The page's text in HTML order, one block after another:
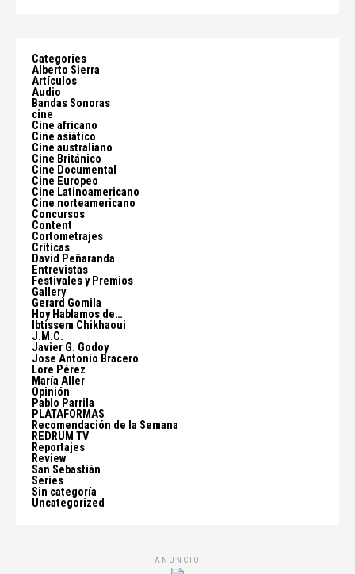
Categories
Alberto Sierra
Artículos
Audio
Bandas Sonoras
cine
Cine africano
Cine asiático
Cine australiano
Cine Británico
Cine Documental
Cine Europeo
Cine Latinoamericano
Cine norteamericano
Concursos
Content
Cortometrajes
Críticas
David Peñaranda
Entrevistas
Festivales y Premios
Gallery
Gerard Gomila
Hoy Hablamos de…
Ibtissem Chikhaoui
J.M.C.
Javier G. Godoy
Jose Antonio Bracero
Lore Pérez
María Aller
Opinión
Pablo Parrila
PLATAFORMAS
Recomendación de la Semana
REDRUM TV
Reportajes
Review
San Sebastián
Series
Sin categoría
Uncategorized
ANUNCIO